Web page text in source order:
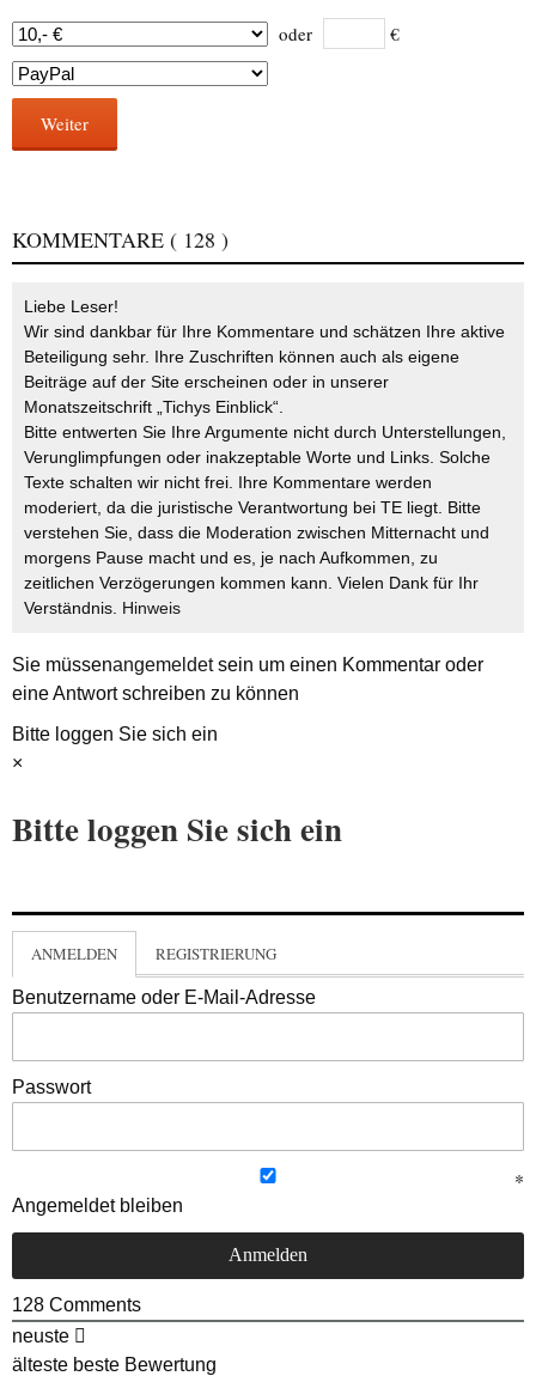
oder €
Weiter
KOMMENTARE ( 128 )
Liebe Leser!
Wir sind dankbar für Ihre Kommentare und schätzen Ihre aktive
Beteiligung sehr. Ihre Zuschriften können auch als eigene
Beiträge auf der Site erscheinen oder in unserer
Monatszeitschrift „Tichys Einblick“.
Bitte entwerten Sie Ihre Argumente nicht durch Unterstellungen,
Verunglimpfungen oder inakzeptable Worte und Links. Solche
Texte schalten wir nicht frei. Ihre Kommentare werden
moderiert, da die juristische Verantwortung bei TE liegt. Bitte
verstehen Sie, dass die Moderation zwischen Mitternacht und
morgens Pause macht und es, je nach Aufkommen, zu
zeitlichen Verzögerungen kommen kann. Vielen Dank für Ihr
Verständnis. Hinweis
Sie müssenangemeldetsein um einen Kommentar oder
eine Antwort schreiben zu können
Bitte loggen Sie sich ein
×
Bitte loggen Sie sich ein
ANMELDEN REGISTRIERUNG
Benutzername oder E-Mail-Adresse
Passwort
Angemeldet bleiben
128 Comments
neuste
älteste beste Bewertung